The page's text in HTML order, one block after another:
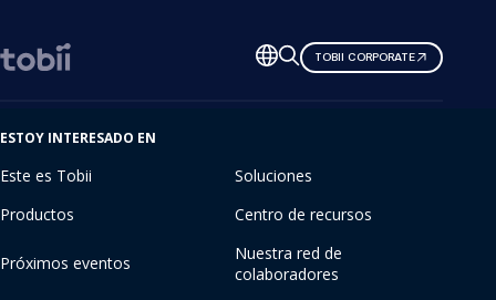
Cambiar
de
TOBII CORPORATE
ESTOY INTERESADO EN
Este es Tobii
Soluciones
Productos
Centro de recursos
Próximos eventos
Nuestra red de
colaboradores